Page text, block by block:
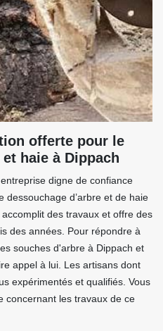
offerte pour le
haie à Dippach
digne de confiance
dessouchage d’arbre et de haie
des travaux et offre des
des années. Pour répondre à
souches d'arbre à Dippach et
appel à lui. Les artisans dont
expérimentés et qualifiés. Vous
concernant les travaux de ce